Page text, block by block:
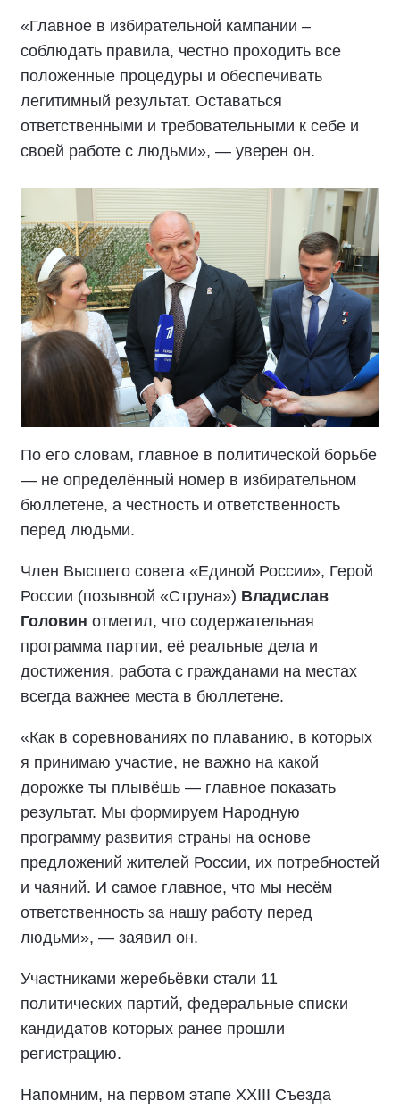
«Главное в избирательной кампании –
соблюдать правила, честно проходить все
положенные процедуры и обеспечивать
легитимный результат. Оставаться
ответственными и требовательными к себе и
своей работе с людьми», — уверен он.
По его словам, главное в политической борьбе
— не определённый номер в избирательном
бюллетене, а честность и ответственность
перед людьми.
Член Высшего совета «Единой России», Герой
России (позывной «Струна») Владислав
Головин отметил, что содержательная
программа партии, её реальные дела и
достижения, работа с гражданами на местах
всегда важнее места в бюллетене.
«Как в соревнованиях по плаванию, в которых
я принимаю участие, не важно на какой
дорожке ты плывёшь — главное показать
результат. Мы формируем Народную
программу развития страны на основе
предложений жителей России, их потребностей
и чаяний. И самое главное, что мы несём
ответственность за нашу работу перед
людьми», — заявил он.
Участниками жеребьёвки стали 11
политических партий, федеральные списки
кандидатов которых ранее прошли
регистрацию.
Напомним, на первом этапе XXIII Съезда